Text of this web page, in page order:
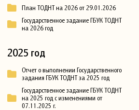
План ТОДНТ на 2026 от 29.01.2026
Государственное задание ГБУК ТОДНТ
на 2026 год
2025 год
Отчет о выполнении Государственного
задания ГБУК ТОДНТ за 2025 год
Государственное задание ГБУК ТОДНТ
на 2025 год с изменениями от
07.11.2025 г.